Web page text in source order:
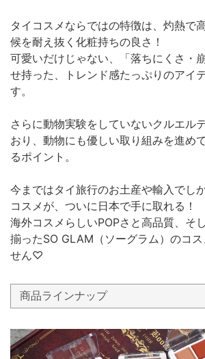
タイコスメならではの特徴は、灼熱で
候を耐え抜く化粧持ちの良さ！
可愛いだけじゃない、「落ちにくさ・
せ持った、トレンド感たっぷりのアイ
す。
さらに動物実験をしていないクルエル
おり、動物にも優しい取り組みを進め
るポイント。
今まではタイ旅行のお土産や輸入でし
コスメが、ついに日本で手に取れる！
海外コスメらしいPOPさと高品質、そ
揃ったSO GLAM（ソーグラム）のコ
せん♡
商品ラインナップ